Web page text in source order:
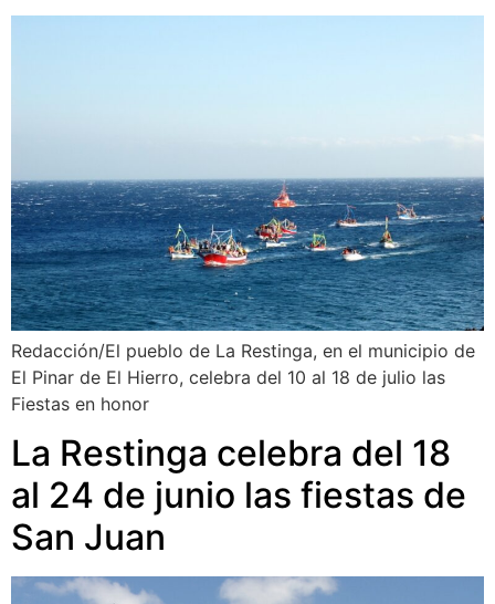
Redacción/El pueblo de La Restinga, en el municipio de
El Pinar de El Hierro, celebra del 10 al 18 de julio las
Fiestas en honor
La Restinga celebra del 18
al 24 de junio las fiestas de
San Juan